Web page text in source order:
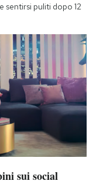
sentirsi puliti dopo 12
sui social